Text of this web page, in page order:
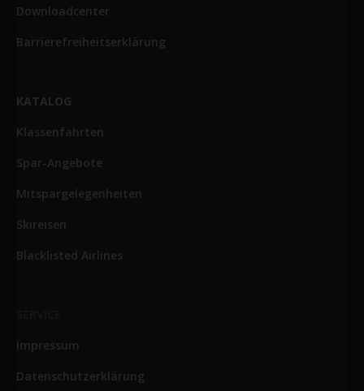
Downloadcenter
Barrierefreiheitserklärung
KATALOG
Klassenfahrten
Spar-Angebote
Mitspargelegenheiten
Skireisen
Blacklisted Airlines
Impressum
Datenschutzerklärung